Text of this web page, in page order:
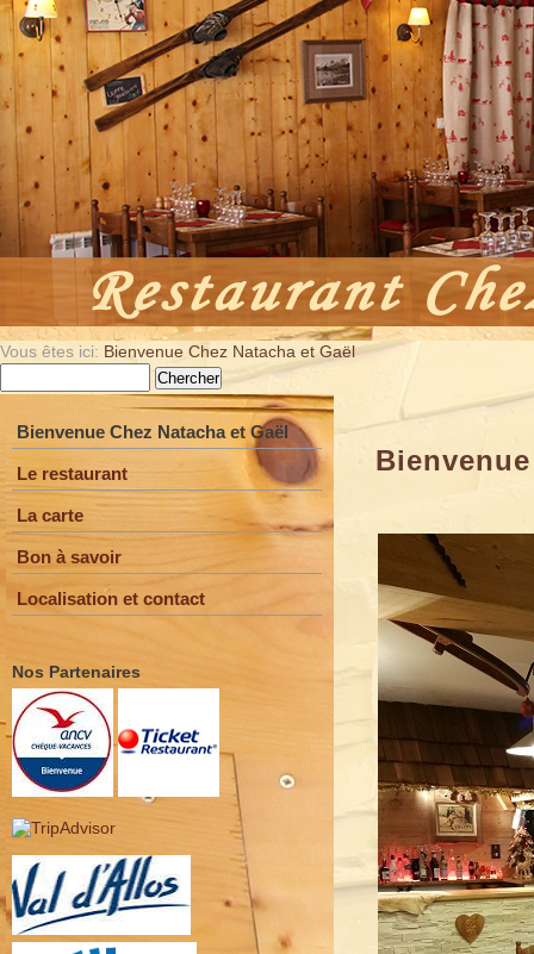
Vous êtes ici: Bienvenue Chez Natacha et Gaël
Bienvenue Chez Natacha et Gaël
Le restaurant
La carte
Bon à savoir
Localisation et contact
Nos Partenaires